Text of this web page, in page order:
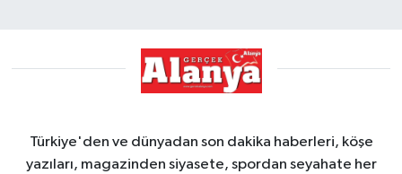
Türkiye'den ve dünyadan son dakika haberleri, köşe
yazıları, magazinden siyasete, spordan seyahate her